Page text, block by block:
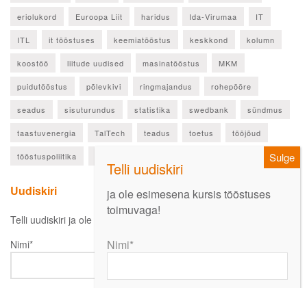
eriolukord Euroopa Liit haridus Ida-Virumaa IT
ITL it tööstuses keemiatööstus keskkond kolumn
koostöö liitude uudised masinatööstus MKM
puidutööstus põlevkivi ringmajandus rohepööre
seadus sisuturundus statistika swedbank sündmus
taastuvenergia TalTech teadus toetus tööjõud
tööstuspoliitika
Uudiskiri
Telli uudiskiri ja ole esimesena kursis oluliste uudistega!
Nimi*
ja ole esimesena kursis tööstuses
toimuvaga!
Nimi*